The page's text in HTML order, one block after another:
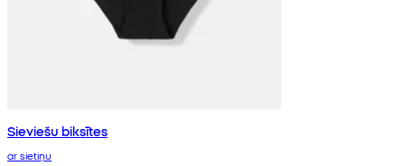
Sieviešu biksītes
ar sietiņu